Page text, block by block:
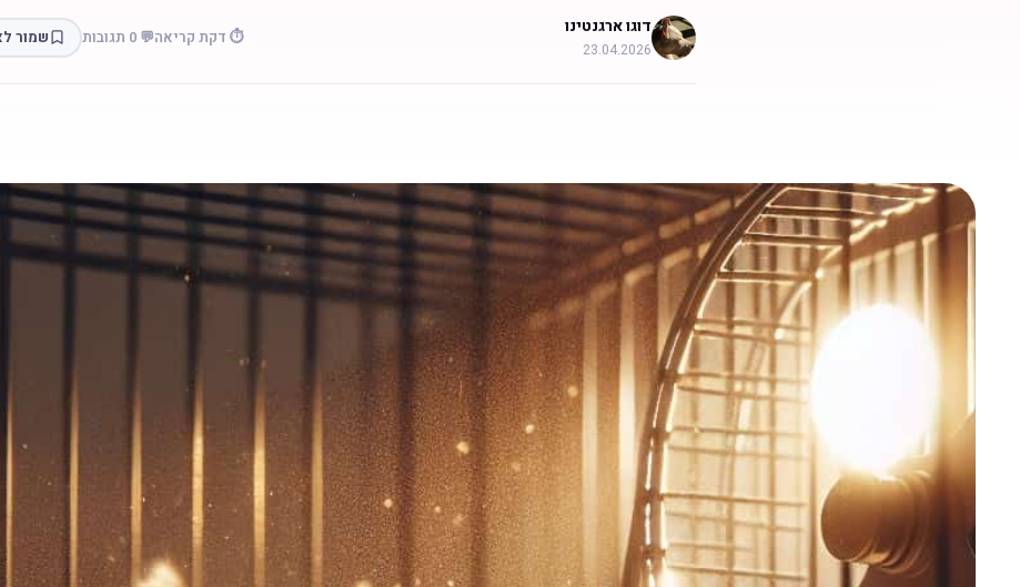
דוגו ארגנטינו
23.04.2026
⏱️ דקת קריאה💬 0 תגובות שמור